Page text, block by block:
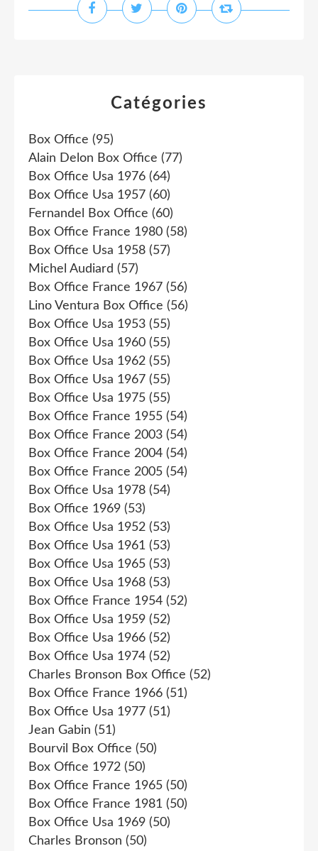
Catégories
Box Office (95)
Alain Delon Box Office (77)
Box Office Usa 1976 (64)
Box Office Usa 1957 (60)
Fernandel Box Office (60)
Box Office France 1980 (58)
Box Office Usa 1958 (57)
Michel Audiard (57)
Box Office France 1967 (56)
Lino Ventura Box Office (56)
Box Office Usa 1953 (55)
Box Office Usa 1960 (55)
Box Office Usa 1962 (55)
Box Office Usa 1967 (55)
Box Office Usa 1975 (55)
Box Office France 1955 (54)
Box Office France 2003 (54)
Box Office France 2004 (54)
Box Office France 2005 (54)
Box Office Usa 1978 (54)
Box Office 1969 (53)
Box Office Usa 1952 (53)
Box Office Usa 1961 (53)
Box Office Usa 1965 (53)
Box Office Usa 1968 (53)
Box Office France 1954 (52)
Box Office Usa 1959 (52)
Box Office Usa 1966 (52)
Box Office Usa 1974 (52)
Charles Bronson Box Office (52)
Box Office France 1966 (51)
Box Office Usa 1977 (51)
Jean Gabin (51)
Bourvil Box Office (50)
Box Office 1972 (50)
Box Office France 1965 (50)
Box Office France 1981 (50)
Box Office Usa 1969 (50)
Charles Bronson (50)